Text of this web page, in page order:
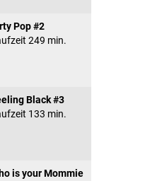
Pop #2
249 min.
Black #3
133 min.
is your Mommie